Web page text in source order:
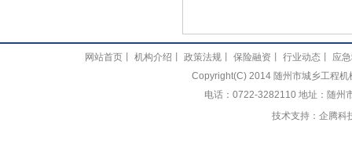
网站首页丨 机构介绍 政策法规丨 保险融资 行业动态
应
Copyright(C) 2014 随州市城乡工程
电话：0722-3282110 地址：随州
技术支持： 企腾科